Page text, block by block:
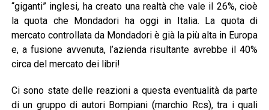
“giganti” inglesi, ha creato una realtà che vale il 26%, cioè
la quota che Mondadori ha oggi in Italia. La quota di
mercato controllata da Mondadori è già la più alta in Europa
e, a fusione avvenuta, l’azienda risultante avrebbe il 40%
circa del mercato dei libri!
Ci sono state delle reazioni a questa eventualità da parte
di un gruppo di autori Bompiani (marchio Rcs), tra i quali